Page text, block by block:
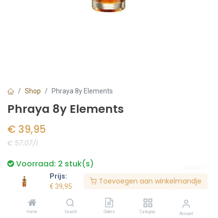
Prijs:
€ 39,95
Toevoegen aan winkelmandje
Home Search Orders Category Account
Shop Phraya 8y Elements
Phraya 8y Elements
€ 39,95
€ 57.07/l
Voorraad: 2 stuk(s)
Bestel nu